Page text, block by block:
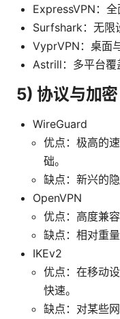
ExpressVPN：
Surfshark：无限
VyprVPN：桌面
Astrill：多平台覆
5) 协议与加
WireGuard
优点：极高的
础。
缺点：新兴的
OpenVPN
优点：高度兼
缺点：相对重
IKEv2
优点：在移动
快速。
缺点：对某些